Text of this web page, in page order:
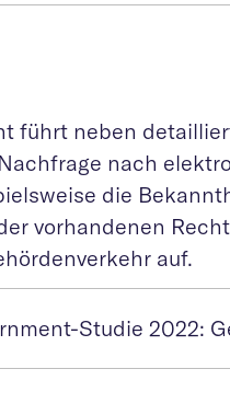
führt neben
nach
die
vorhandenen
auf.
Studie 2022: